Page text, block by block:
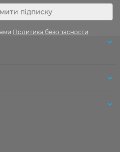
підписку
Политика безопасности